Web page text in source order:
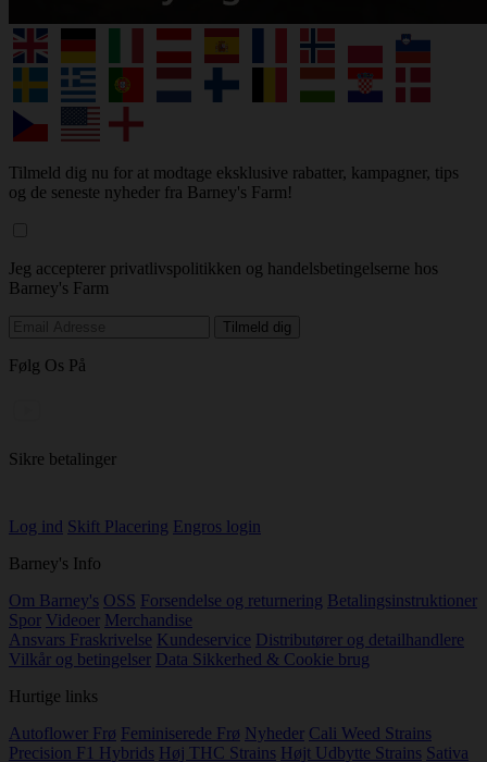
Tilmeld dig nu for at modtage eksklusive rabatter, kampagner, tips
og de seneste nyheder fra Barney's Farm!
Jeg accepterer privatlivspolitikken og handelsbetingelserne hos
Barney's Farm
Følg Os På
Sikre betalinger
Log ind Skift Placering Engros login
Barney's Info
Om Barney's OSS Forsendelse og returnering Betalingsinstruktioner
Spor Videoer Merchandise
Ansvars Fraskrivelse Kundeservice Distributører og detailhandlere
Vilkår og betingelser Data Sikkerhed & Cookie brug
Hurtige links
Autoflower Frø Feminiserede Frø Nyheder Cali Weed Strains
Precision F1 Hybrids Høj THC Strains Højt Udbytte Strains Sativa